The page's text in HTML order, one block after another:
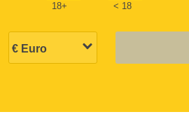
18+ < 18